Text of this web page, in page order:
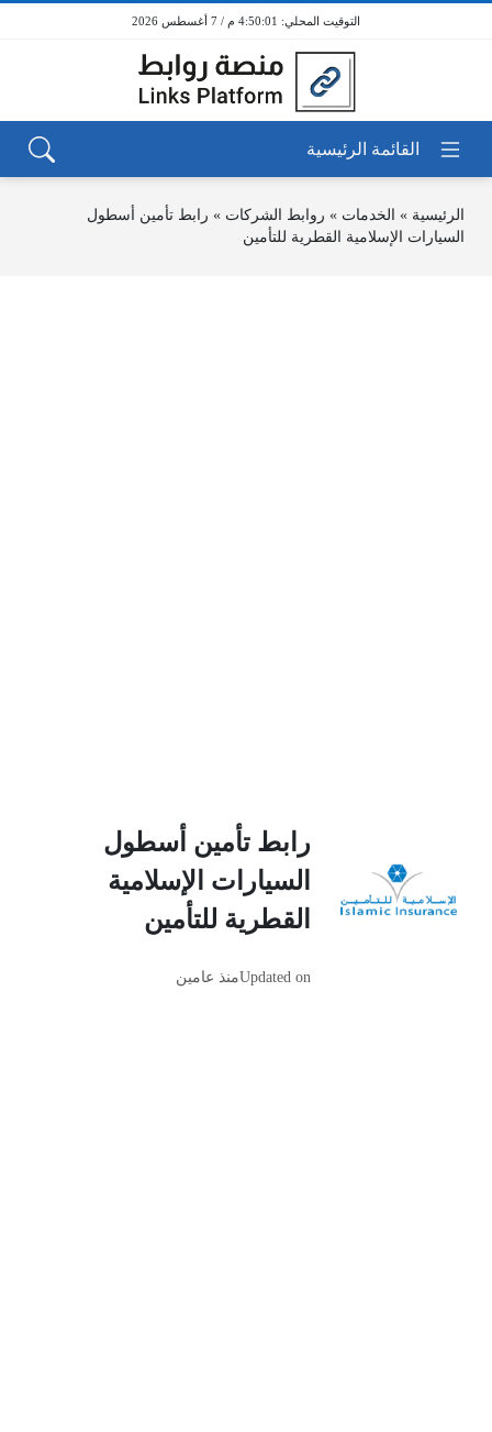
4:50:01 م / 7 أغسطس 2026
الرئيسية » الخدمات » روابط الشركات » رابط تأمين أسطول
السيارات الإسلامية القطرية للتأمين
رابط تأمين أسطول
السيارات الإسلامية
القطرية للتأمين
Updated onمنذ عامين